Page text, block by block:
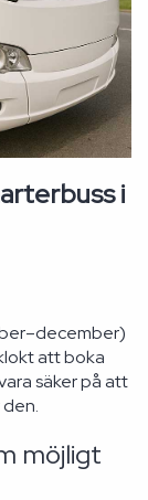
i
att boka
säker på att
möjligt